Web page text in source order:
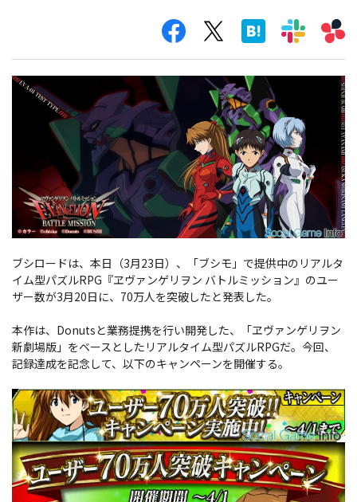
ブシロードは、本日（3月23日）、「ブシモ」で提供中のリアルタ
イム型パズルRPG『ヱヴァンゲリヲン バトルミッション』のユー
ザー数が3月20日に、70万人を突破したと発表した。
本作は、Donutsと業務提携を行い開発した、「ヱヴァンゲリヲン
新劇場版」をベースとしたリアルタイム型パズルRPGだ。今回、
記録達成を記念して、以下のキャンペーンを開催する。